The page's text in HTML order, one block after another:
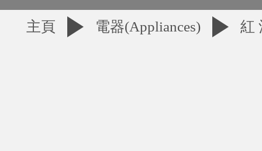
惠
主頁 電器(Appliances) 紅